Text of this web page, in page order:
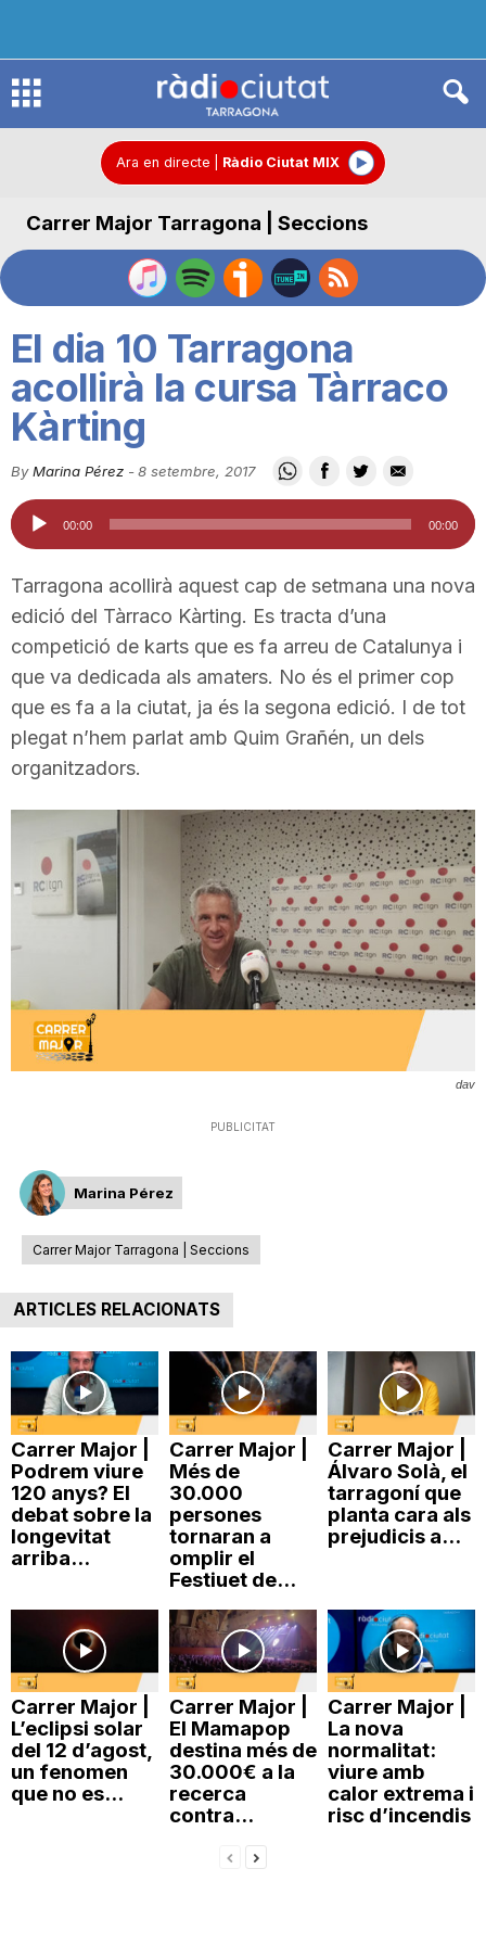
R
d
C
u
t
a
d
a
r
o
n
a
Ara en directe Ràdio Ciutat MIX
Carrer Major Tarragona | Seccions
El dia 10 Tarragona
acollirà la cursa Tàrraco
Kàrting
By Marina Pérez -8 setembre, 2017
Reproductor
d'àudio
00:00 00:00
Tarragona acollirà aquest cap de setmana una nova
edició del Tàrraco Kàrting. Es tracta d’una
competició de karts que es fa arreu de Catalunya i
que va dedicada als amaters. No és el primer cop
que es fa a la ciutat, ja és la segona edició. I de tot
plegat n’hem parlat amb Quim Grañén, un dels
organitzadors.
dav
PUBLICITAT
Marina Pérez
Carrer Major Tarragona | Seccions
ARTICLES RELACIONATS
Carrer Major |
Podrem viure
120 anys? El
debat sobre la
longevitat
arriba...
Carrer Major |
Més de
30.000
persones
tornaran a
omplir el
Festiuet de...
Carrer Major |
Álvaro Solà, el
tarragoní que
planta cara als
prejudicis a...
Carrer Major |
L’eclipsi solar
del 12 d’agost,
un fenomen
que no es...
Carrer Major |
El Mamapop
destina més de
30.000€ a la
recerca
contra...
Carrer Major |
La nova
normalitat:
viure amb
calor extrema i
risc d’incendis